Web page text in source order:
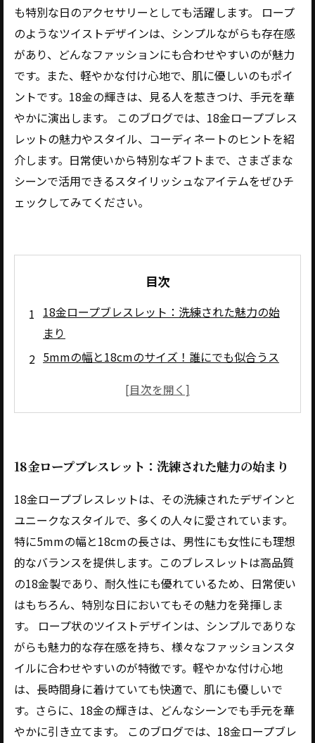
も特別な日のアクセサリーとしても活躍します。 ロープ
のようなツイストデザインは、シンプルながらも存在感
があり、どんなファッションにも合わせやすいのが魅力
です。また、軽やかな付け心地で、肌に優しいのもポイ
ントです。18金の輝きは、見る人を惹きつけ、手元を華
やかに演出します。 このブログでは、18金ロープブレス
レットの魅力やスタイル、コーディネートのヒントを紹
介します。日常使いから特別なギフトまで、さまざまな
シーンで活用できるスタイリッシュなアイテムをぜひチ
ェックしてみてください。
目次
18金ロープブレスレット：洗練された魅力の始
まり
5mmの幅と18cmのサイズ！誰にでも似合うス
日常使いから特別な日まで、ブレスレットの活
つコーディネート
肌に優しい付け心地！18金の輝きを体感しよう
おしゃれに決まる！18金ロープブレスレットの
コーディネート術
特別なギフトとしても最適！魅力満載のアイテ
ムをチェック
18金ロープブレスレット：洗練された魅力の始まり
18金ロープブレスレットは、その洗練されたデザインと
ユニークなスタイルで、多くの人々に愛されています。
特に5mmの幅と18cmの長さは、男性にも女性にも理想
的なバランスを提供します。このブレスレットは高品質
の18金製であり、耐久性にも優れているため、日常使い
はもちろん、特別な日においてもその魅力を発揮しま
す。 ロープ状のツイストデザインは、シンプルでありな
がらも魅力的な存在感を持ち、様々なファッションスタ
イルに合わせやすいのが特徴です。軽やかな付け心地
は、長時間身に着けていても快適で、肌にも優しいで
す。さらに、18金の輝きは、どんなシーンでも手元を華
やかに引き立てます。 このブログでは、18金ロープブレ